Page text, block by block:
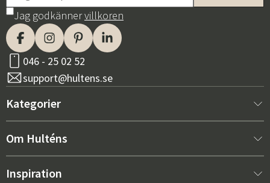
Jag godkännervillkoren
046 - 25 02 52
support@hultens.se
Kategorier
Nytt hos oss
Om Hulténs
Om Hulténs
Inspiration